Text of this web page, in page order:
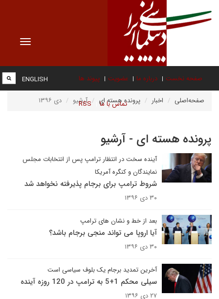
Toggle
صفحه نخست درباره ما عضویت پیوند ها
تماس با ما RSS
ENGLISH
صفحه‌اصلی اخبار پرونده هسته ای آرشیو دی ۱۳۹۶
پرونده هسته ای - آرشیو
آینده سخت در انتظار ترامپ پس از انتخابات مجلس
نمایندگان و کنگره آمریکا
شروط ترامپ برای برجام پذیرفته نخواهد شد
۳۰ دی ۱۳۹۶
بعد از خط و نشان های ترامپ
آیا اروپا می تواند منجی برجام باشد؟
۳۰ دی ۱۳۹۶
آخرین تمدید برجام یک بلوف سیاسی است
سیلی محکم 1+5 به ترامپ در 120 روزه آینده
۲۷ دی ۱۳۹۶